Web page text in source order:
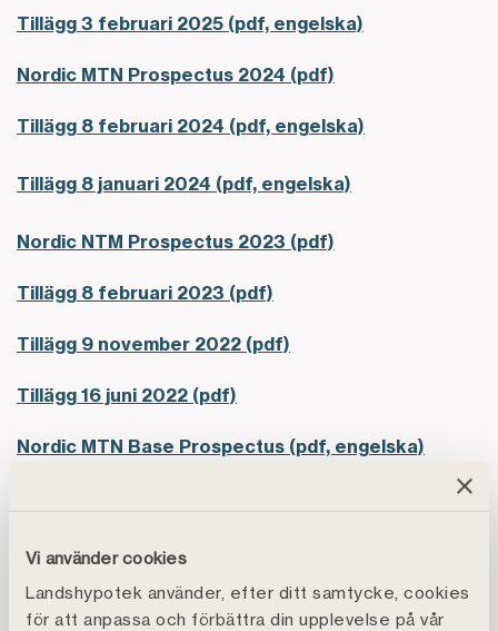
Vi använder cookies
Landshypotek använder, efter ditt samtycke, cookies
för att anpassa och förbättra din upplevelse på vår
Tillägg 3 februari 2025 (pdf, engelska)
Nordic MTN Prospectus 2024 (pdf)
Tillägg 8 februari 2024 (pdf, engelska)
Tillägg 8 januari 2024 (pdf, engelska)
Nordic NTM Prospectus 2023 (pdf)
Tillägg 8 februari 2023 (pdf)
Tillägg 9 november 2022 (pdf)
Tillägg 16 juni 2022 (pdf)
Nordic MTN Base Prospectus (pdf, engelska)
EMTN-program
Grundprospekt EMTN-program 2021 (pdf,
engelska)